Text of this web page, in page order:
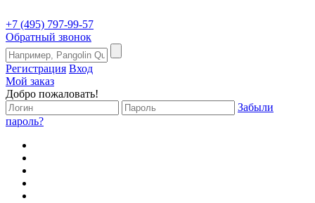
+7 (495) 797-99-57
Обратный звонок
Регистрация Вход
Мой заказ
Добро пожаловать!
Забыли
пароль?